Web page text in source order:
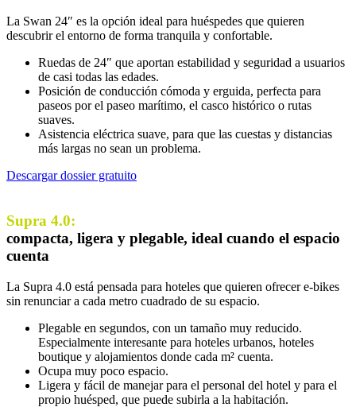
La Swan 24″ es la opción ideal para huéspedes que quieren
descubrir el entorno de forma tranquila y confortable.
Ruedas de 24″ que aportan estabilidad y seguridad a usuarios
de casi todas las edades.
Posición de conducción cómoda y erguida, perfecta para
paseos por el paseo marítimo, el casco histórico o rutas
suaves.
Asistencia eléctrica suave, para que las cuestas y distancias
más largas no sean un problema.
Descargar dossier gratuito
Supra 4.0:
compacta, ligera y plegable, ideal cuando el espacio
cuenta
La Supra 4.0 está pensada para hoteles que quieren ofrecer e-bikes
sin renunciar a cada metro cuadrado de su espacio.
Plegable en segundos, con un tamaño muy reducido.
Especialmente interesante para hoteles urbanos, hoteles
boutique y alojamientos donde cada m² cuenta.
Ocupa muy poco espacio.
Ligera y fácil de manejar para el personal del hotel y para el
propio huésped, que puede subirla a la habitación.